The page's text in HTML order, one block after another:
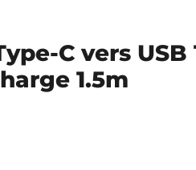
C vers USB
1.5m